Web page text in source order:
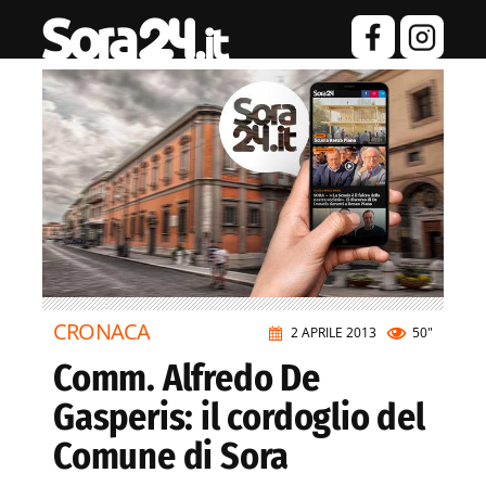
2 APRILE 2013 50"
CRONACA
Comm. Alfredo De
Gasperis: il cordoglio del
Comune di Sora